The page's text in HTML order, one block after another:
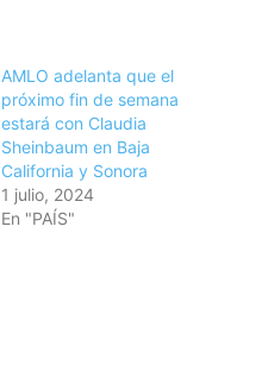
AMLO adelanta que el
próximo fin de semana
estará con Claudia
Sheinbaum en Baja
California y Sonora
1 julio, 2024
En "PAÍS"